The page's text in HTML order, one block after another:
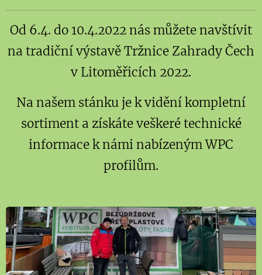
Od 6.4. do 10.4.2022 nás můžete navštívit
na tradiční výstavě Tržnice Zahrady Čech
v Litoměřicích 2022.
Na našem stánku je k vidění kompletní
sortiment a získáte veškeré technické
informace k námi nabízeným WPC
profilům.